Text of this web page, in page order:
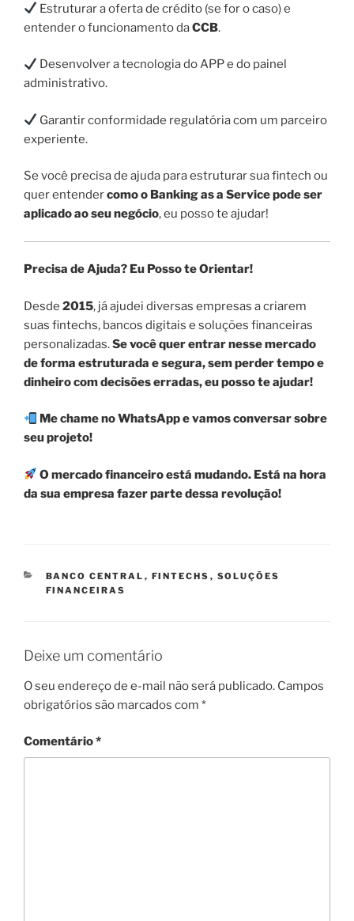
Estruturar a oferta de crédito (se for o caso) e
entender o funcionamento daCCB.
Desenvolver a tecnologia do APP e do painel
administrativo.
Garantir conformidade regulatória com um parceiro
experiente.
Se você precisa de ajuda para estruturar sua fintech ou
quer entendercomo o Banking as a Service pode ser
aplicado ao seu negócio, eu posso te ajudar!
Precisa de Ajuda? Eu Posso te Orientar!
Desde 2015, já ajudei diversas empresas a criarem
suas fintechs, bancos digitais e soluções financeiras
personalizadas.Se você quer entrar nesse mercado
de forma estruturada e segura, sem perder tempo e
dinheiro com decisões erradas, eu posso te ajudar!
Me chame no WhatsApp e vamos conversar sobre
seu projeto!
O mercado financeiro está mudando. Está na hora
da sua empresa fazer parte dessa revolução!
CATEGORIAS
BANCO CENTRAL , FINTECHS , SOLUÇÕES
FINANCEIRAS
Deixe um comentário
O seu endereço de e-mail não será publicado. Campos
obrigatórios são marcados com *
Comentário*